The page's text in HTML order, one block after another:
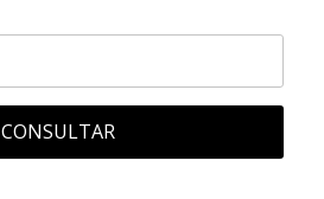
CONSULTAR